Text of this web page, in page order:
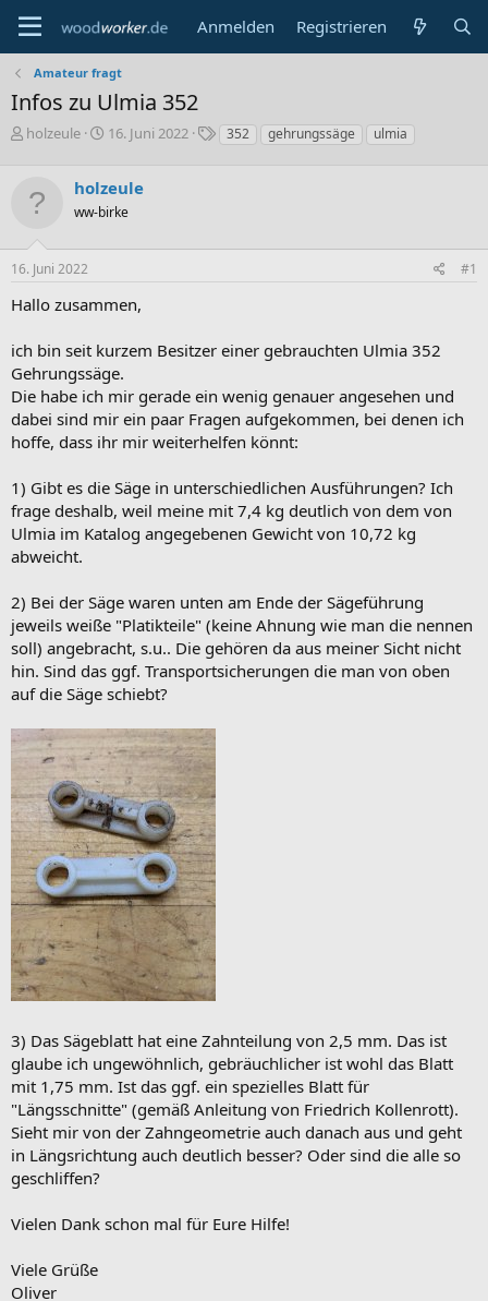
Anmelden Registrieren
Amateur fragt
Infos zu Ulmia 352
E
l
e
holzeule
E
t
e
l
m
16. Juni 2022
S
w
352 gehrungssäge ulmia
holzeule
ww-birke
16. Juni 2022 #1
Hallo zusammen,
ich bin seit kurzem Besitzer einer gebrauchten Ulmia 352
Gehrungssäge.
Die habe ich mir gerade ein wenig genauer angesehen und
dabei sind mir ein paar Fragen aufgekommen, bei denen ich
hoffe, dass ihr mir weiterhelfen könnt:
1) Gibt es die Säge in unterschiedlichen Ausführungen? Ich
frage deshalb, weil meine mit 7,4 kg deutlich von dem von
Ulmia im Katalog angegebenen Gewicht von 10,72 kg
abweicht.
2) Bei der Säge waren unten am Ende der Sägeführung
jeweils weiße "Platikteile" (keine Ahnung wie man die nennen
soll) angebracht, s.u.. Die gehören da aus meiner Sicht nicht
hin. Sind das ggf. Transportsicherungen die man von oben
auf die Säge schiebt?
3) Das Sägeblatt hat eine Zahnteilung von 2,5 mm. Das ist
glaube ich ungewöhnlich, gebräuchlicher ist wohl das Blatt
mit 1,75 mm. Ist das ggf. ein spezielles Blatt für
"Längsschnitte" (gemäß Anleitung von Friedrich Kollenrott).
Sieht mir von der Zahngeometrie auch danach aus und geht
in Längsrichtung auch deutlich besser? Oder sind die alle so
geschliffen?
Vielen Dank schon mal für Eure Hilfe!
Viele Grüße
Oliver